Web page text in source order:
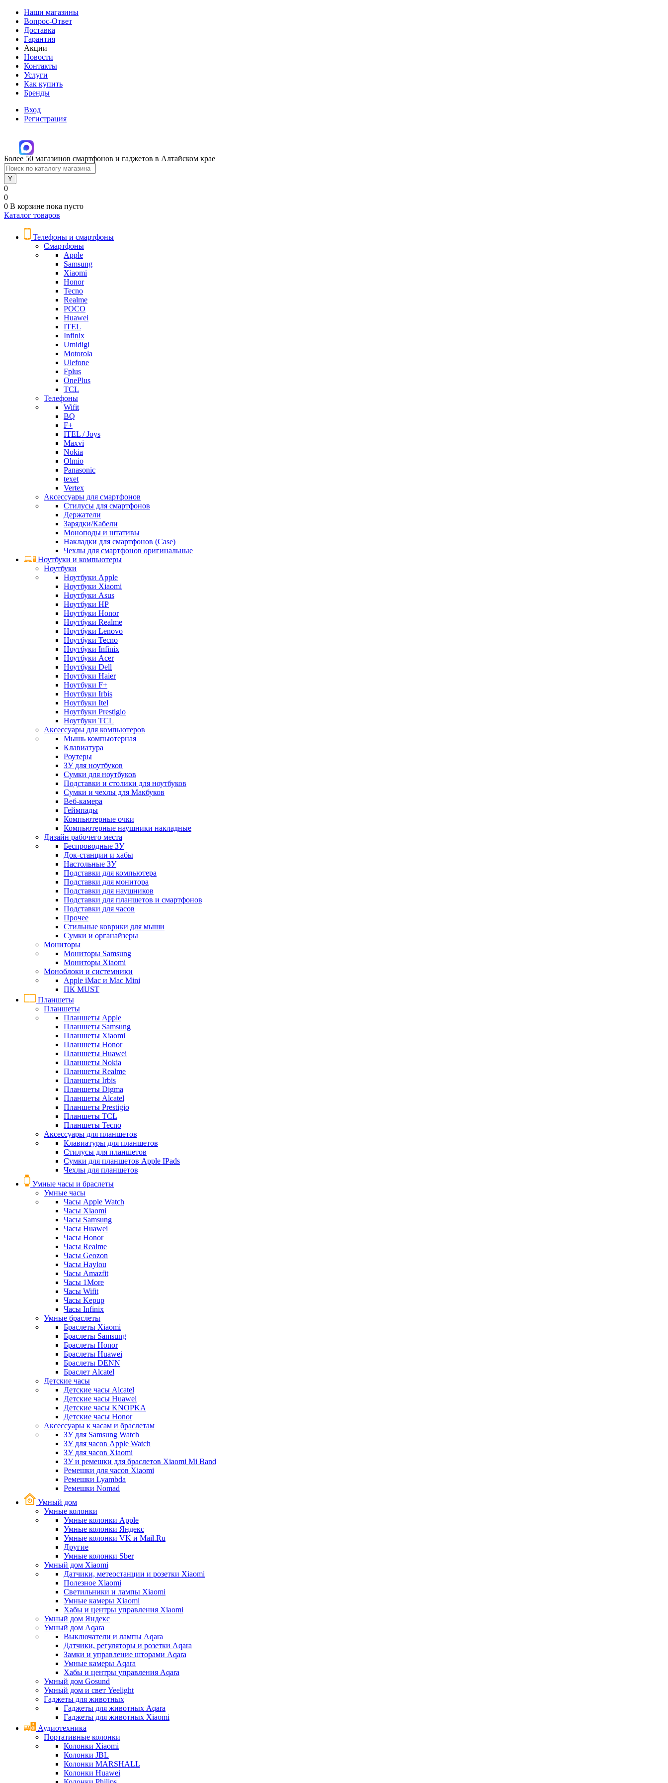
Наши магазины
Вопрос-Ответ
Доставка
Гарантия
Акции
Новости
Контакты
Услуги
Как купить
Бренды
Вход
Регистрация
Более 50 магазинов смартфонов и гаджетов в Алтайском крае
0
0
0 В корзине пока пусто
Каталог товаров
Телефоны и смартфоны
Смартфоны
Apple
Samsung
Xiaomi
Honor
Tecno
Realme
POCO
Huawei
ITEL
Infinix
Umidigi
Motorola
Ulefone
Fplus
OnePlus
TCL
Телефоны
Wifit
BQ
F+
ITEL / Joys
Maxvi
Nokia
Olmio
Panasonic
texet
Vertex
Аксессуары для смартфонов
Стилусы для смартфонов
Держатели
Зарядки/Кабели
Моноподы и штативы
Накладки для смартфонов (Case)
Чехлы для смартфонов оригинальные
Ноутбуки и компьютеры
Ноутбуки
Ноутбуки Apple
Ноутбуки Xiaomi
Ноутбуки Asus
Ноутбуки HP
Ноутбуки Honor
Ноутбуки Realme
Ноутбуки Lenovo
Ноутбуки Tecno
Ноутбуки Infinix
Ноутбуки Acer
Ноутбуки Dell
Ноутбуки Haier
Ноутбуки F+
Ноутбуки Irbis
Ноутбуки Itel
Ноутбуки Prestigio
Ноутбуки TCL
Аксессуары для компьютеров
Мышь компьютерная
Клавиатура
Роутеры
ЗУ для ноутбуков
Сумки для ноутбуков
Подставки и столики для ноутбуков
Сумки и чехлы для Макбуков
Веб-камера
Геймпады
Компьютерные очки
Компьютерные наушники накладные
Дизайн рабочего места
Беспроводные ЗУ
Док-станции и хабы
Настольные ЗУ
Подставки для компьютера
Подставки для монитора
Подставки для наушников
Подставки для планшетов и смартфонов
Подставки для часов
Прочее
Стильные коврики для мыши
Сумки и органайзеры
Мониторы
Мониторы Samsung
Мониторы Xiaomi
Моноблоки и системники
Apple iMac и Mac Mini
ПК MUST
Планшеты
Планшеты
Планшеты Apple
Планшеты Samsung
Планшеты Xiaomi
Планшеты Honor
Планшеты Huawei
Планшеты Nokia
Планшеты Realme
Планшеты Irbis
Планшеты Digma
Планшеты Alcatel
Планшеты Prestigio
Планшеты TCL
Планшеты Tecno
Аксессуары для планшетов
Клавиатуры для планшетов
Стилусы для планшетов
Сумки для планшетов Apple IPads
Чехлы для планшетов
Умные часы и браслеты
Умные часы
Часы Apple Watch
Часы Xiaomi
Часы Samsung
Часы Huawei
Часы Honor
Часы Realme
Часы Geozon
Часы Haylou
Часы Amazfit
Часы 1More
Часы Wifit
Часы Kepup
Часы Infinix
Умные браслеты
Браслеты Xiaomi
Браслеты Samsung
Браслеты Honor
Браслеты Huawei
Браслеты DENN
Браслет Alcatel
Детские часы
Детские часы Alcatel
Детские часы Huawei
Детские часы KNOPKA
Детские часы Honor
Аксессуары к часам и браслетам
ЗУ для Samsung Watch
ЗУ для часов Apple Watch
ЗУ для часов Xiaomi
ЗУ и ремешки для браслетов Xiaomi Mi Band
Ремешки для часов Xiaomi
Ремешки Lyambda
Ремешки Nomad
Умный дом
Умные колонки
Умные колонки Apple
Умные колонки Яндекс
Умные колонки VK и Mail.Ru
Другие
Умные колонки Sber
Умный дом Xiaomi
Датчики, метеостанции и розетки Xiaomi
Полезное Xiaomi
Светильники и лампы Xiaomi
Умные камеры Xiaomi
Хабы и центры управления Xiaomi
Умный дом Яндекс
Умный дом Aqara
Выключатели и лампы Aqara
Датчики, регуляторы и розетки Aqara
Замки и управление шторами Aqara
Умные камеры Aqara
Хабы и центры управления Aqara
Умный дом Gosund
Умный дом и свет Yeelight
Гаджеты для животных
Гаджеты для животных Aqara
Гаджеты для животных Xiaomi
Аудиотехника
Портативные колонки
Колонки Xiaomi
Колонки JBL
Колонки MARSHALL
Колонки Huawei